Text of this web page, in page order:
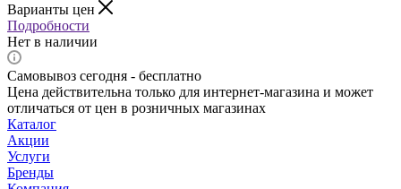
Варианты цен
Подробности
Нет в наличии
Самовывоз сегодня - бесплатно
Цена действительна только для интернет-магазина и может
отличаться от цен в розничных магазинах
Каталог
Акции
Услуги
Бренды